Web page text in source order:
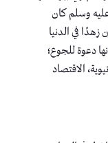
عليه وسلم كان
في الدنيا
دعوة للجوع؛
الاقتصاد